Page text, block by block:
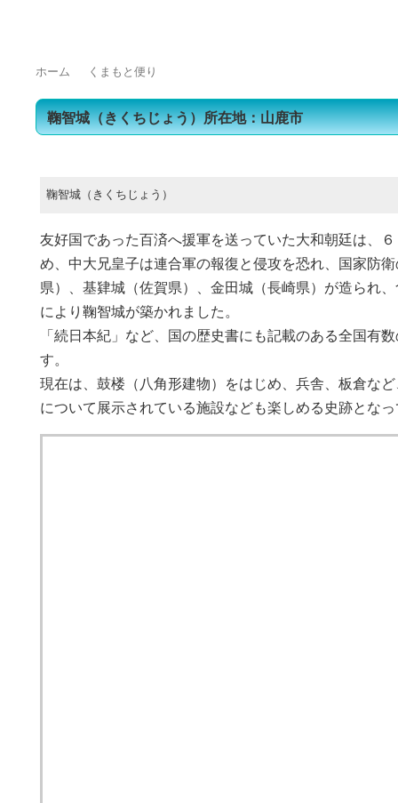
ホーム くまもと便り
鞠智城（きくちじょう）所在地：山鹿市
鞠智城（きくちじょう）
友好国であった百済へ援軍を送っていた大和朝廷は、
め、中大兄皇子は連合軍の報復と侵攻を恐れ、国家防
県）、基肄城（佐賀県）、金田城（長崎県）が造られ
により鞠智城が築かれました。
「続日本紀」など、国の歴史書にも記載のある全国有
す。
現在は、鼓楼（八角形建物）をはじめ、兵舎、板倉な
について展示されている施設なども楽しめる史跡とな